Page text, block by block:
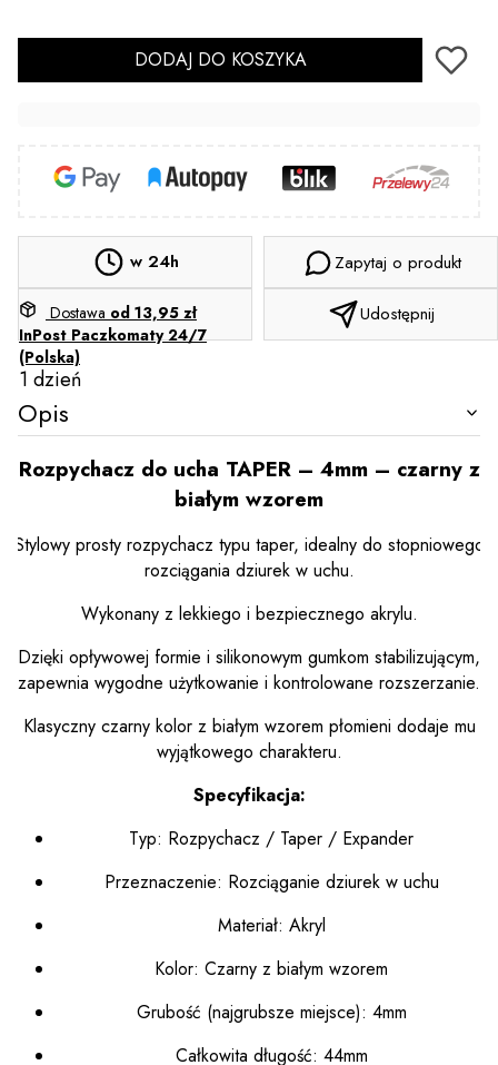
DODAJ DO KOSZYKA
w 24h
Dostawa od 13,95 zł
InPost Paczkomaty 24/7
(Polska)
1 dzień
Zapytaj o produkt
Udostępnij
Opis
Rozpychacz do ucha TAPER – 4mm – czarny z
białym wzorem
Stylowy prosty rozpychacz typu taper, idealny do stopniowego
rozciągania dziurek w uchu.
Wykonany z lekkiego i bezpiecznego akrylu.
Dzięki opływowej formie i silikonowym gumkom stabilizującym,
zapewnia wygodne użytkowanie i kontrolowane rozszerzanie.
Klasyczny czarny kolor z białym wzorem płomieni dodaje mu
wyjątkowego charakteru.
Specyfikacja:
Typ: Rozpychacz / Taper / Expander
Przeznaczenie: Rozciąganie dziurek w uchu
Materiał: Akryl
Kolor: Czarny z białym wzorem
Grubość (najgrubsze miejsce): 4mm
Całkowita długość: 44mm